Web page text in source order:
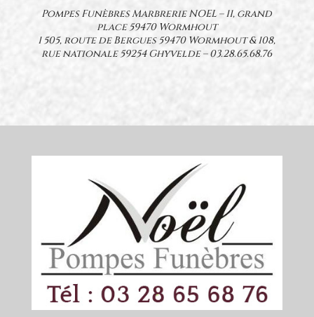
Pompes Funèbres Marbrerie NOEL – 11, grand
place 59470 Wormhout
1 505, route de Bergues 59470 Wormhout & 108,
rue nationale 59254 Ghyvelde –03.28.65.68.76